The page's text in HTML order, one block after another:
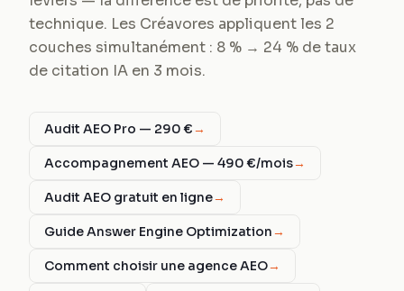
technique. Les Créavores appliquent les 2
couches simultanément : 8 % → 24 % de taux
de citation IA en 3 mois.
Audit AEO Pro — 290 €→
Accompagnement AEO — 490 €/mois→
Audit AEO gratuit en ligne→
Guide Answer Engine Optimization→
Comment choisir une agence AEO→